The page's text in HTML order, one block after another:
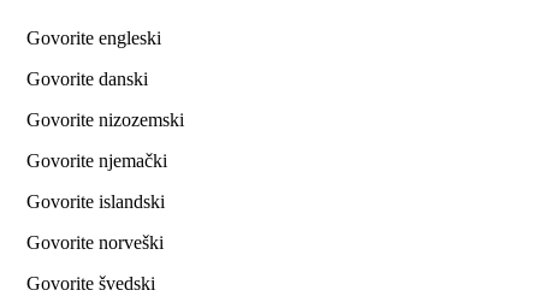
Govorite engleski
Govorite danski
Govorite nizozemski
Govorite njemački
Govorite islandski
Govorite norveški
Govorite švedski